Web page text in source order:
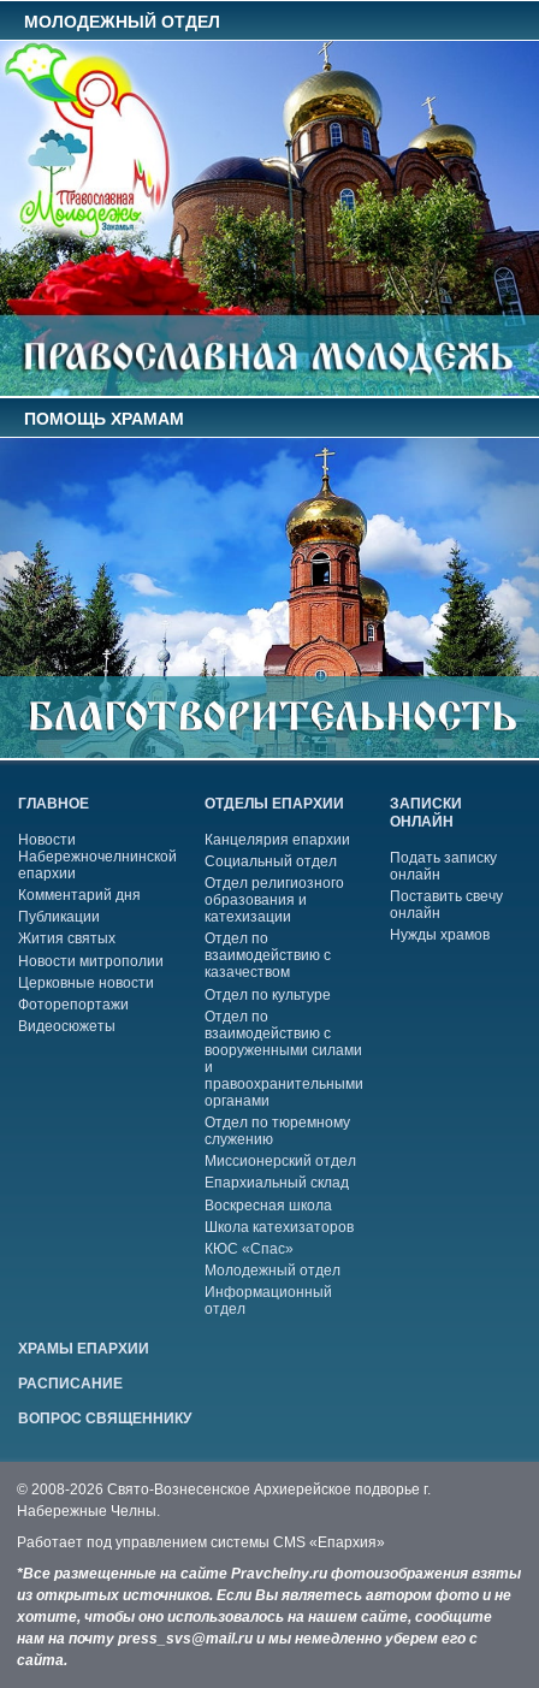
МОЛОДЕЖНЫЙ ОТДЕЛ
ПОМОЩЬ ХРАМАМ
ГЛАВНОЕ
Новости
Набережночелнинской
епархии
Комментарий дня
Публикации
Жития святых
Новости митрополии
Церковные новости
Фоторепортажи
Видеосюжеты
ОТДЕЛЫ ЕПАРХИИ
Канцелярия епархии
Социальный отдел
Отдел религиозного
образования и
катехизации
Отдел по
взаимодействию с
казачеством
Отдел по культуре
Отдел по
взаимодействию с
вооруженными силами
и
правоохранительными
органами
Отдел по тюремному
служению
Миссионерский отдел
Епархиальный склад
Воскресная школа
Школа катехизаторов
КЮС «Спас»
Молодежный отдел
Информационный
отдел
ЗАПИСКИ
ОНЛАЙН
Подать записку
онлайн
Поставить свечу
онлайн
Нужды храмов
ХРАМЫ ЕПАРХИИ
РАСПИСАНИЕ
ВОПРОС СВЯЩЕННИКУ
© 2008-2026 Свято-Вознесенское Архиерейское подворье г.
Набережные Челны.
Работает под управлением системы CMS «Епархия»
*Все размещенные на сайте Pravchelny.ru фотоизображения взяты
из открытых источников. Если Вы являетесь автором фото и не
хотите, чтобы оно использовалось на нашем сайте, сообщите
нам на почту press_svs@mail.ru и мы немедленно уберем его с
сайта.